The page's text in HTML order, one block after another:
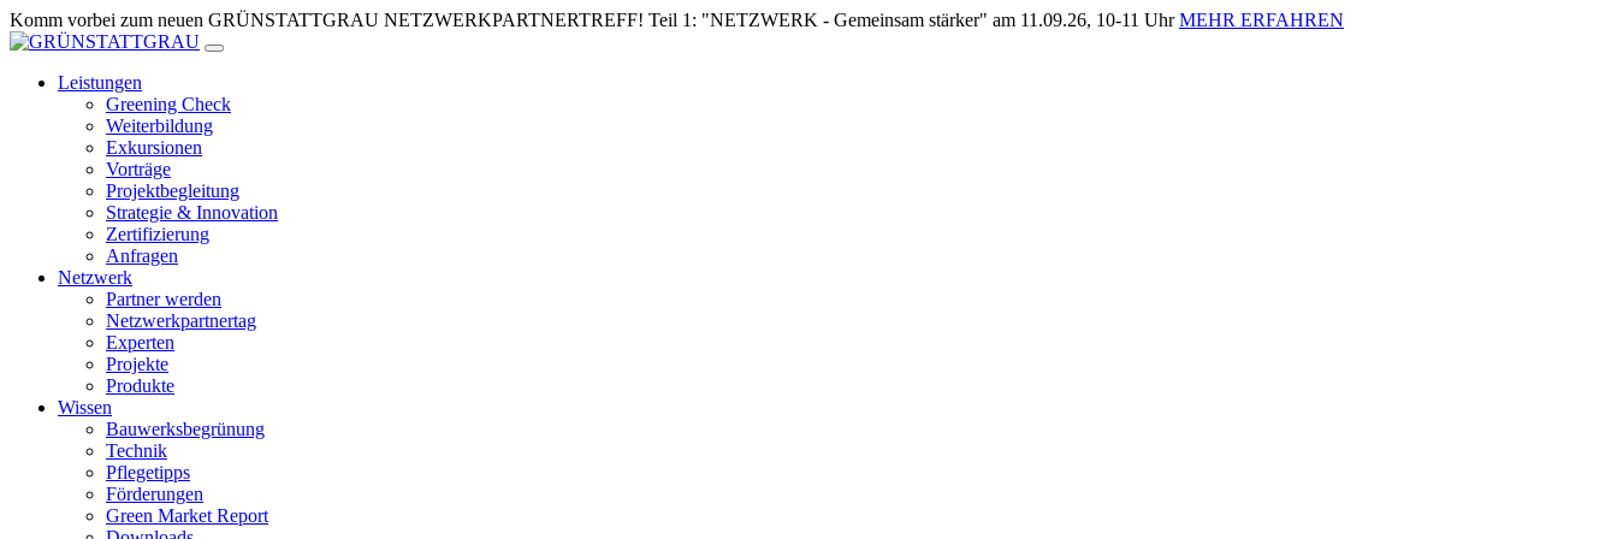
Zum
Inhalt
Komm vorbei zum neuen GRÜNSTATTGRAU NETZWERKPARTNERTREFF! Teil 1: "NETZWERK - Gemeinsam stärker" am 11.09.26, 10-11 UhrMEHR ERFAHREN
Leistungen
Greening Check
Weiterbildung
Exkursionen
Vorträge
Projektbegleitung
Strategie & Innovation
Zertifizierung
Anfragen
Netzwerk
Partner werden
Netzwerkpartnertag
Experten
Projekte
Produkte
Wissen
Bauwerksbegrünung
Technik
Pflegetipps
Förderungen
Green Market Report